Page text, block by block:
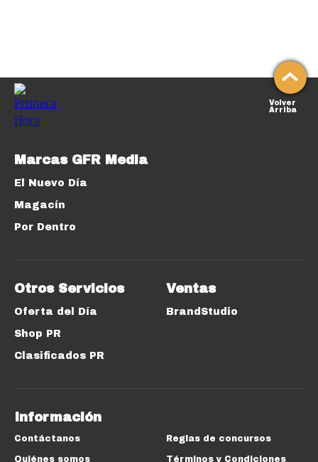
Volver
Arriba
Marcas GFR Media
El Nuevo Día
Magacín
Por Dentro
Otros Servicios
Oferta del Día
Shop PR
Clasificados PR
Ventas
BrandStudio
Información
Contáctanos
Quiénes somos
Reglas de concursos
Términos y Condiciones